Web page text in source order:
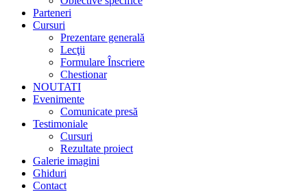
Parteneri
Cursuri
Prezentare generală
Lecţii
Formulare Înscriere
Chestionar
NOUTATI
Evenimente
Comunicate presă
Testimoniale
Cursuri
Rezultate proiect
Galerie imagini
Ghiduri
Contact